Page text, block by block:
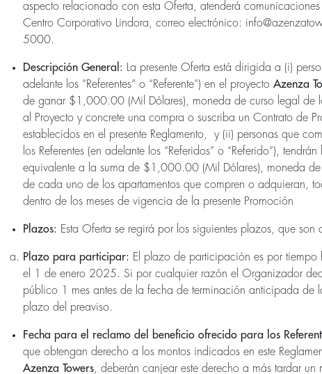
aspecto relacionado con esta Oferta, atenderá
Centro Corporativo Lindora, correo electrónico:
5000.
Descripción General:
La presente Oferta está dirigida a (i)
adelante los “Referentes” o “Referente”) en el proyecto Azenza
de ganar $1,000.00 (Mil Dólares), moneda de curso legal de
al Proyecto y concrete una compra o suscriba un Contrato de
establecidos en el presente Reglamento, y (ii) personas que
los Referentes (en adelante los “Referidos” o “Referido”),
equivalente a la suma de $1,000.00 (Mil Dólares), moneda
de cada uno de los apartamentos que compren o adquieran,
dentro de los meses de vigencia de la presente Promoción
Plazos: Esta Oferta se regirá por los siguientes plazos, que son
Plazo para participar: El plazo de participación es por
el 1 de enero 2025. Si por cualquier razón el Organizador
público 1 mes antes de la fecha de terminación anticipada de
plazo del preaviso.
Fecha para el reclamo del beneficio ofrecido para los
que obtengan derecho a los montos indicados en este
Azenza Towers, deberán canjear este derecho a más tardar un